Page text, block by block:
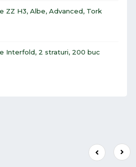
ZZ H3, Albe, Advanced, Tork
Interfold, 2 straturi, 200 buc